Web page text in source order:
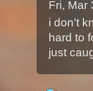
Fri, Mar
i don’t
hard to
just